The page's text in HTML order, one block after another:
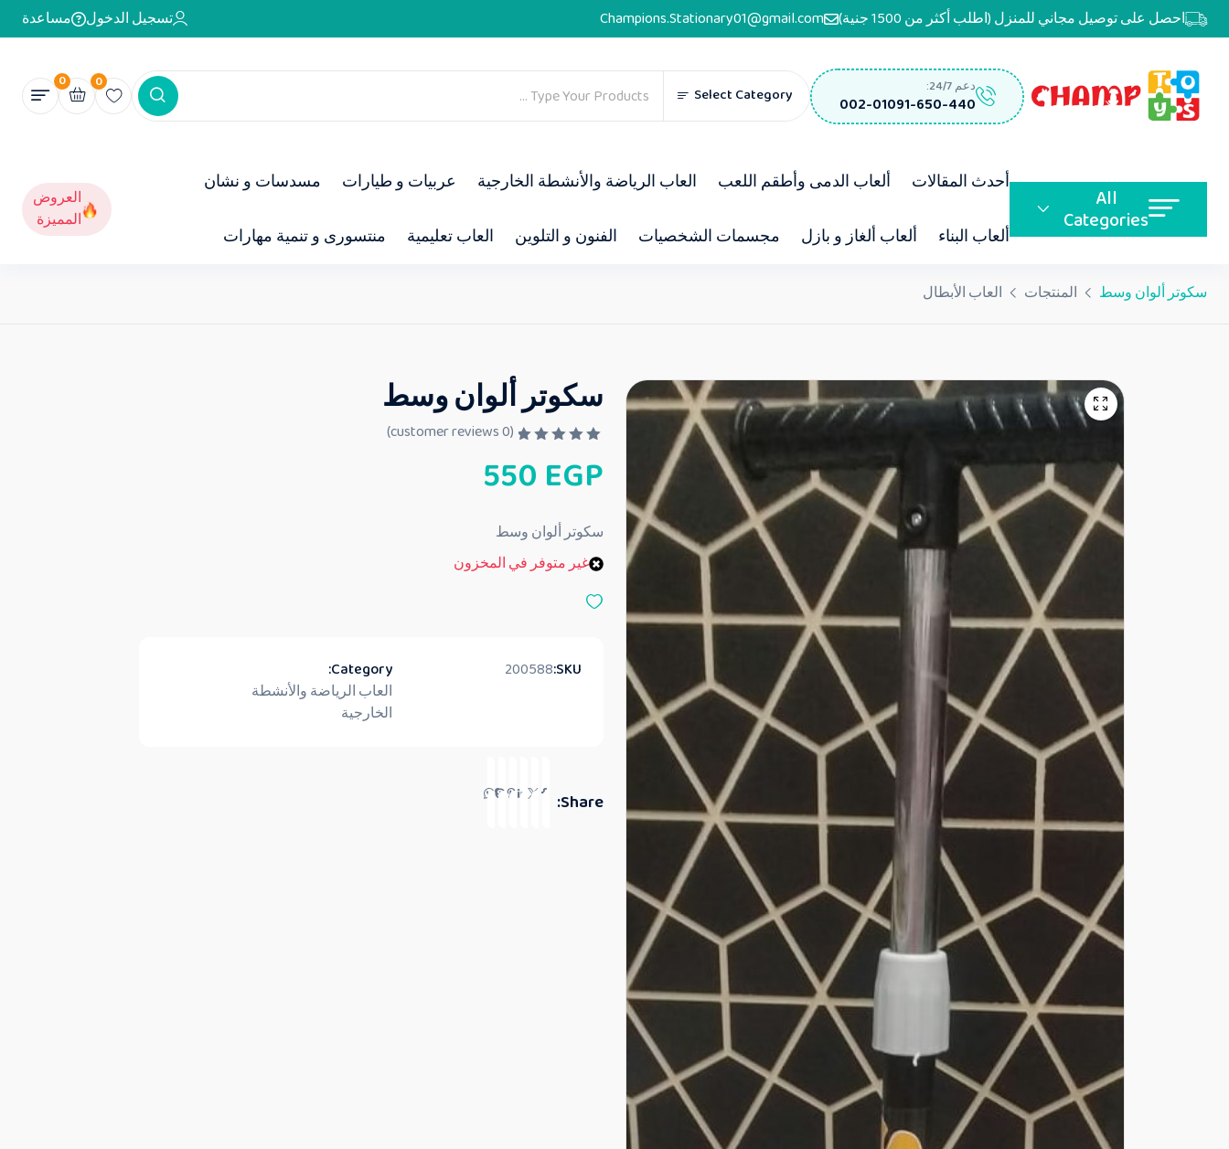
احصل على توصيل مجاني للمنزل (اطلب أكثر من 1500 جنية) Champions.Stationary01@gmail.com تسجيل الدخول مساعدة
دعم 24/7:
002-01091-650-440
Select Category
0
0
All
Categories
أحدث المقالات ألعاب الدمى وأطقم اللعب العاب الرياضة والأنشطة الخارجية عربيات و طيارات مسدسات و نشان
ألعاب البناء ألعاب ألغاز و بازل مجسمات الشخصيات الفنون و التلوين العاب تعليمية منتسورى و تنمية مهارات
العروض
المميزة
سكوتر ألوان وسط المنتجات العاب الأبطال
سكوتر ألوان وسط
م
ا
ي
م
ن
(
0
550 EGP
سكوتر ألوان وسط
غير متوفر في المخزون
SKU:
200588
Category:
العاب الرياضة والأنشطة
الخارجية
Share: